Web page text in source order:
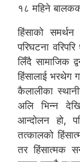
१८ महिने
हिंसाको
परिघटना
लिँदै सामाजिक
हिंसालाई भरथेग
कैलालीका
अलि भिन्न
आन्दोलन हो,
तत्कालको
तर हिंसात्मक